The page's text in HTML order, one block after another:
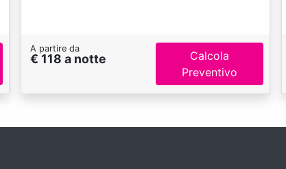
A partire da
€ 118 a notte
Calcola
Preventivo